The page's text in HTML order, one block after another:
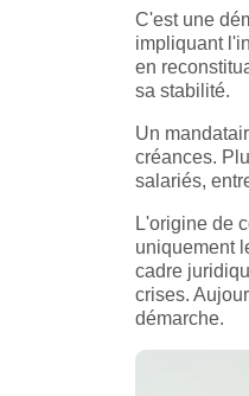
C'est une
impliquant
en
sa stabilité.
Un
créances.
salariés,
L'origine de
uniquement
cadre
crises.
démarche.